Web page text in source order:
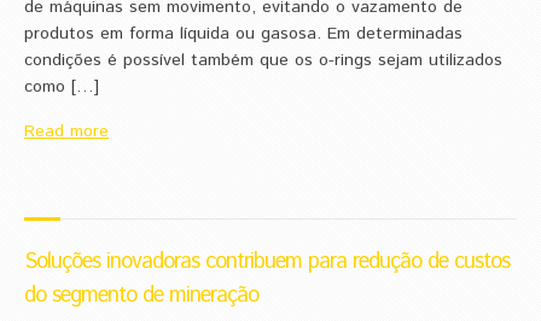
de máquinas sem movimento, evitando o vazamento de
produtos em forma líquida ou gasosa. Em determinadas
condições é possível também que os o-rings sejam utilizados
como […]
Read more
Soluções inovadoras contribuem para redução de custos
do segmento de mineração